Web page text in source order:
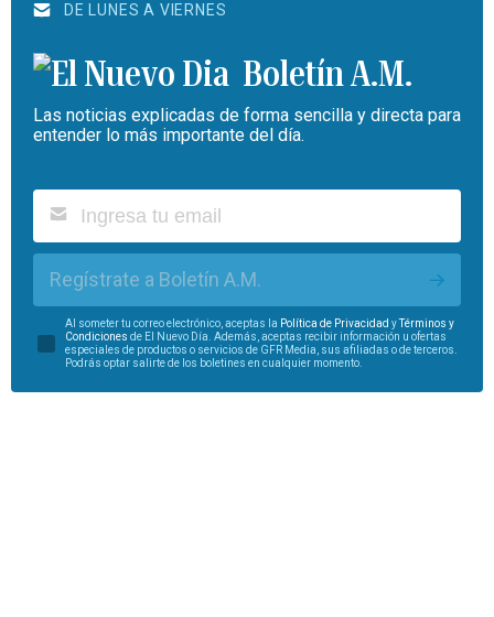
DE LUNES A VIERNES
Boletín A.M.
Las noticias explicadas de forma sencilla y directa para
entender lo más importante del día.
Regístrate a Boletín A.M.
Al someter tu correo electrónico, aceptas la Política de Privacidad yTérminos y
Condiciones de El Nuevo Día. Además, aceptas recibir información u ofertas
especiales de productos o servicios de GFR Media, sus afiliadas o de terceros.
Podrás optar salirte de los boletines en cualquier momento.